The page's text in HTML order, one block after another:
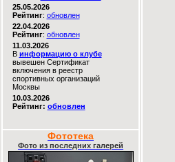
25.05.2026
Рейтинг: обновлен
22.04.2026
Рейтинг: обновлен
11.03.2026
В информацию о клубе
вывешен Сертификат
включения в реестр
спортивных организаций
Москвы
10.03.2026
Рейтинг: обновлен
Фототека
Фото из последних галерей